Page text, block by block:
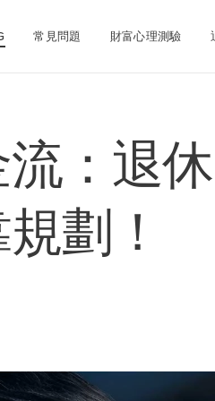
常見問題 財富心理測驗
：退休
劃！